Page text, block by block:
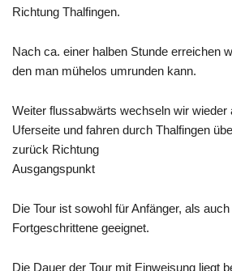
Richtung Thalfingen.
Nach ca. einer halben Stunde erreichen
den man mühelos umrunden kann.
Weiter flussabwärts wechseln wir wieder
Uferseite und fahren durch Thalfingen
zurück Richtung
Ausgangspunkt
Die Tour ist sowohl für Anfänger, als
Fortgeschrittene geeignet.
Die Dauer der Tour mit Einweisung liegt